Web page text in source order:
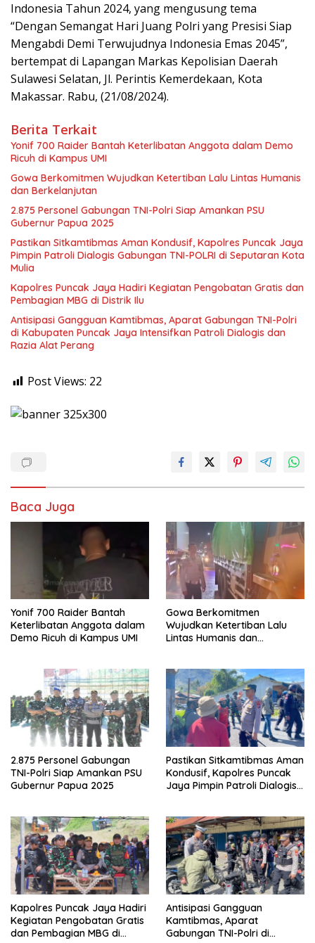
Indonesia Tahun 2024, yang mengusung tema
“Dengan Semangat Hari Juang Polri yang Presisi Siap
Mengabdi Demi Terwujudnya Indonesia Emas 2045”,
bertempat di Lapangan Markas Kepolisian Daerah
Sulawesi Selatan, Jl. Perintis Kemerdekaan, Kota
Makassar. Rabu, (21/08/2024).
Berita Terkait
Yonif 700 Raider Bantah Keterlibatan Anggota dalam Demo
Ricuh di Kampus UMI
Gowa Berkomitmen Wujudkan Ketertiban Lalu Lintas Humanis
dan Berkelanjutan
2.875 Personel Gabungan TNI-Polri Siap Amankan PSU
Gubernur Papua 2025
Pastikan Sitkamtibmas Aman Kondusif, Kapolres Puncak Jaya
Pimpin Patroli Dialogis Gabungan TNI-POLRI di Seputaran Kota
Mulia
Kapolres Puncak Jaya Hadiri Kegiatan Pengobatan Gratis dan
Pembagian MBG di Distrik Ilu
Antisipasi Gangguan Kamtibmas, Aparat Gabungan TNI-Polri
di Kabupaten Puncak Jaya Intensifkan Patroli Dialogis dan
Razia Alat Perang
Post Views: 22
Baca Juga
Yonif 700 Raider Bantah
Keterlibatan Anggota dalam
Demo Ricuh di Kampus UMI
Gowa Berkomitmen
Wujudkan Ketertiban Lalu
Lintas Humanis dan
2.875 Personel Gabungan
TNI-Polri Siap Amankan PSU
Gubernur Papua 2025
Pastikan Sitkamtibmas Aman
Kondusif, Kapolres Puncak
Jaya Pimpin Patroli Dialogis
Kapolres Puncak Jaya Hadiri
Kegiatan Pengobatan Gratis
dan Pembagian MBG di
Antisipasi Gangguan
Kamtibmas, Aparat
Gabungan TNI-Polri di